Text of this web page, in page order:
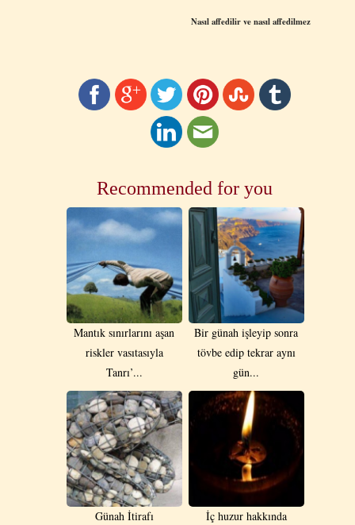
Nasıl affedilir ve nasıl affedilmez
Recommended for you
Mantık sınırlarını aşan
riskler vasıtasıyla
Tanrı’...
Bir günah işleyip sonra
tövbe edip tekrar aynı
gün...
Günah İtirafı
İç huzur hakkında